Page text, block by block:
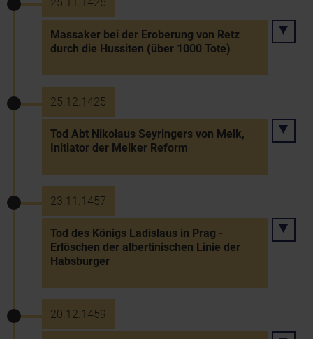
Massaker bei der Eroberung von Retz
durch die Hussiten (über 1000 Tote)
25.12.1425
Tod Abt Nikolaus Seyringers von Melk,
Initiator der Melker Reform
23.11.1457
Tod des Königs Ladislaus in Prag -
Erlöschen der albertinischen Linie der
Habsburger
20.12.1459